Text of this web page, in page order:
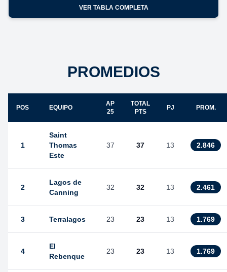
VER TABLA COMPLETA
PROMEDIOS
POS EQUIPO
AP
25
TOTAL
PTS
PJ PROM.
1
Saint
Thomas
Este
37 37 13 2.846
2
Lagos de
Canning
32 32 13 2.461
3 Terralagos 23 23 13 1.769
4
El
Rebenque
23 23 13 1.769